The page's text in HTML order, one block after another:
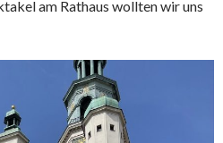
am Rathaus wollten wir uns